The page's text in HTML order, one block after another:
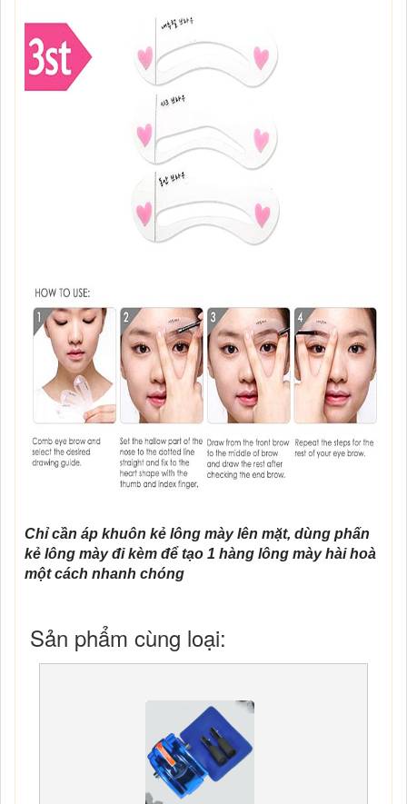
Chỉ cần áp khuôn kẻ lông mày lên mặt, dùng phấn
kẻ lông mày đi kèm để tạo 1 hàng lông mày hài hoà
một cách nhanh chóng
Sản phẩm cùng loại: